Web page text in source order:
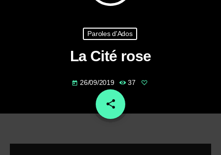
Paroles d'Ados
La Cité rose
today 26/09/2019 37
share
email